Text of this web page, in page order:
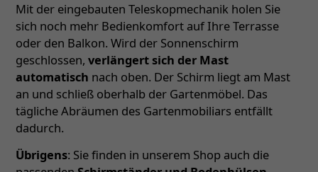
Mit der eingebauten Teleskopmechanik holen Sie
sich noch mehr Bedienkomfort auf Ihre Terrasse
oder den Balkon. Wird der Sonnenschirm
geschlossen, verlängert sich der Mast
automatisch nach oben. Der Schirm liegt am Mast
an und schließ oberhalb der Gartenmöbel. Das
tägliche Abräumen des Gartenmobiliars entfällt
dadurch.
Übrigens: Sie finden in unserem Shop auch die